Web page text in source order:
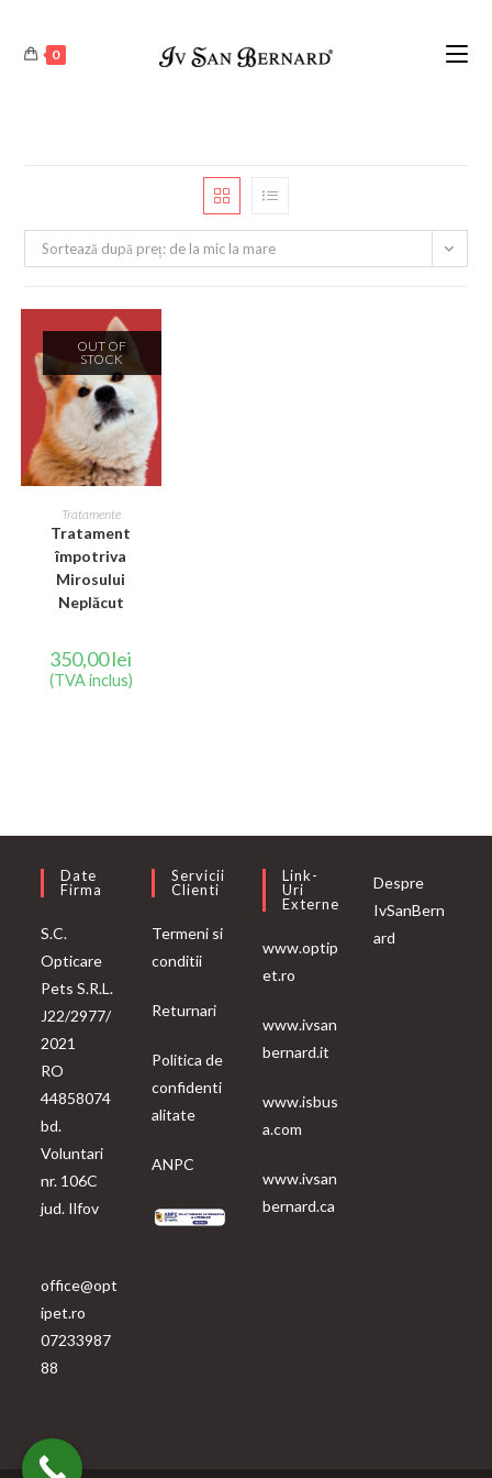
0
Sortează după preț: de la mic la mare
OUT OF
STOCK
CITEȘTE MAI
MULT
Tratamente
Tratament
împotriva
Mirosului
Neplăcut
350,00lei
(TVA inclus)
Date
Firma
S.C.
Opticare
Pets S.R.L.
J22/2977/
2021
RO
44858074
bd.
Voluntari
nr. 106C
jud. Ilfov
office@opt
ipet.ro
07233987
88
Servicii
Clienti
Termeni si
conditii
Returnari
Politica de
confidenti
alitate
ANPC
Link-
Uri
Externe
www.optip
et.ro
www.ivsan
bernard.it
www.isbus
a.com
www.ivsan
bernard.ca
Despre
IvSanBern
ard